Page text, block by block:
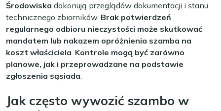
Środowiska dokonują przeglądów dokumentacji i stanu
technicznego zbiorników. Brak potwierdzeń
regularnego odbioru nieczystości może skutkować
mandatem lub nakazem opróżnienia szamba na
koszt właściciela. Kontrole mogą być zarówno
planowe, jak i przeprowadzane na podstawie
zgłoszenia sąsiada.
Jak często wywozić szambo w